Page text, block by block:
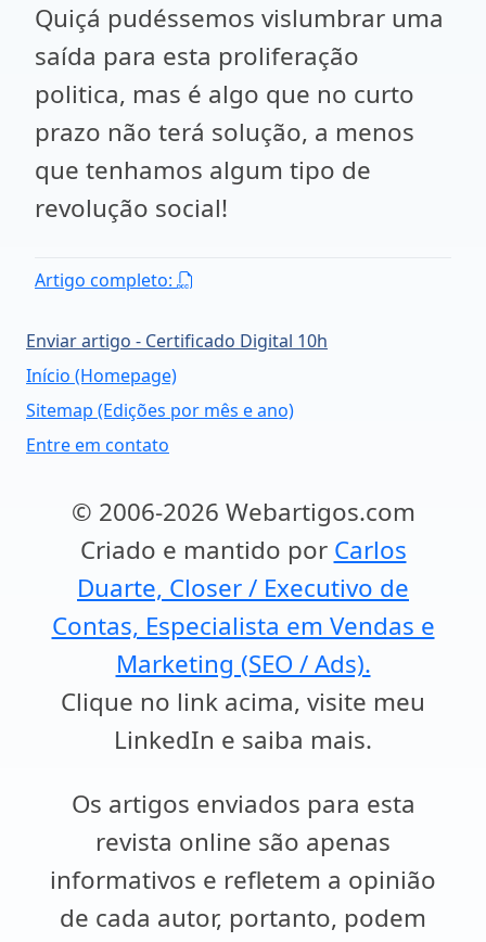
Quiçá pudéssemos vislumbrar uma
saída para esta proliferação
politica, mas é algo que no curto
prazo não terá solução, a menos
que tenhamos algum tipo de
revolução social!
Artigo completo:
Enviar artigo - Certificado Digital 10h
Início (Homepage)
Sitemap (Edições por mês e ano)
Entre em contato
© 2006-2026 Webartigos.com
Criado e mantido por Carlos
Duarte, Closer / Executivo de
Contas, Especialista em Vendas e
Marketing (SEO / Ads).
Clique no link acima, visite meu
LinkedIn e saiba mais.
Os artigos enviados para esta
revista online são apenas
informativos e refletem a opinião
de cada autor, portanto, podem